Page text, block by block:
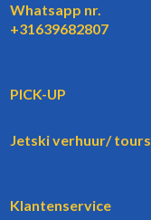
Whatsapp nr.
+31639682807
PICK-UP
Jetski verhuur/ tours
Klantenservice